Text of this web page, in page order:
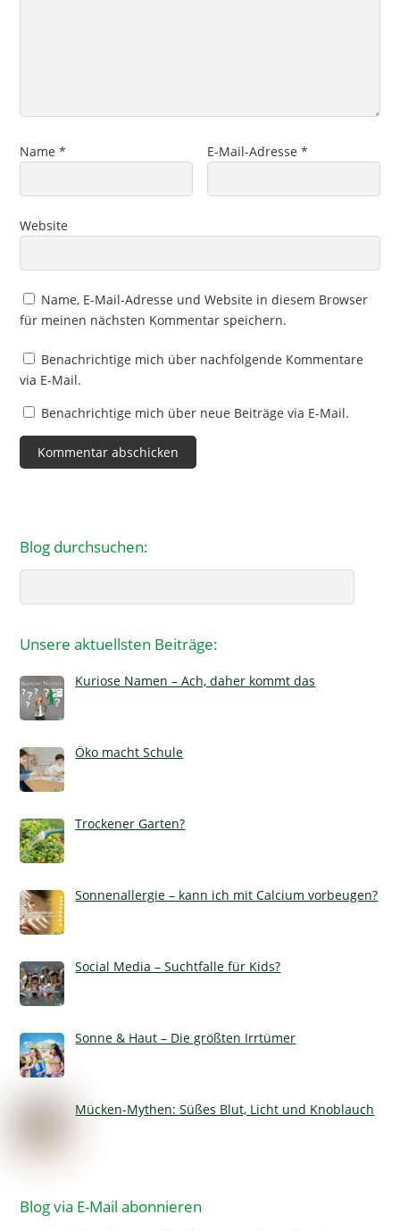
Name* E-Mail-Adresse*
Website
Name, E-Mail-Adresse und Website in diesem Browser
für meinen nächsten Kommentar speichern.
Benachrichtige mich über nachfolgende Kommentare
via E-Mail.
Benachrichtige mich über neue Beiträge via E-Mail.
Blog durchsuchen:
Unsere aktuellsten Beiträge:
Kuriose Namen – Ach, daher kommt das
Öko macht Schule
Trockener Garten?
Sonnenallergie – kann ich mit Calcium vorbeugen?
Social Media – Suchtfalle für Kids?
Sonne & Haut – Die größten Irrtümer
Mücken-Mythen: Süßes Blut, Licht und Knoblauch
Blog via E-Mail abonnieren